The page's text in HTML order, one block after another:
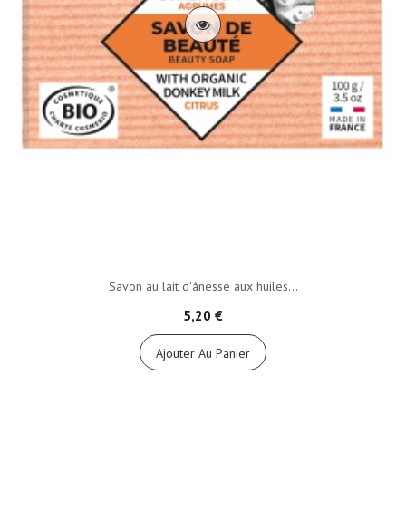
Savon au lait d'ânesse aux huiles...
5,20 €
Ajouter Au Panier